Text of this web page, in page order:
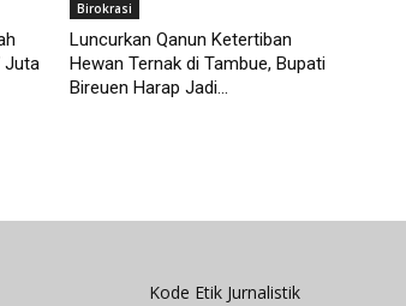
Juta
Birokrasi
Luncurkan Qanun Ketertiban
Hewan Ternak di Tambue, Bupati
Bireuen Harap Jadi...
Kode Etik Jurnalistik